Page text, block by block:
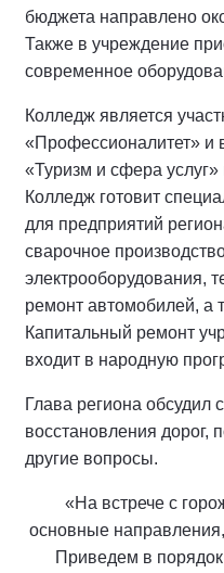
бюджета направлено
Также в учреждение
современное
Колледж является
«Профессионалитет» и
«Туризм и сфера
Колледж готовит
для предприятий
сварочное
электрооборудования,
ремонт автомобилей, а
Капитальный ремонт
входит в народную
Глава региона обсудил
восстановления дорог,
другие вопросы.
«На встрече с
основные
Приведем в